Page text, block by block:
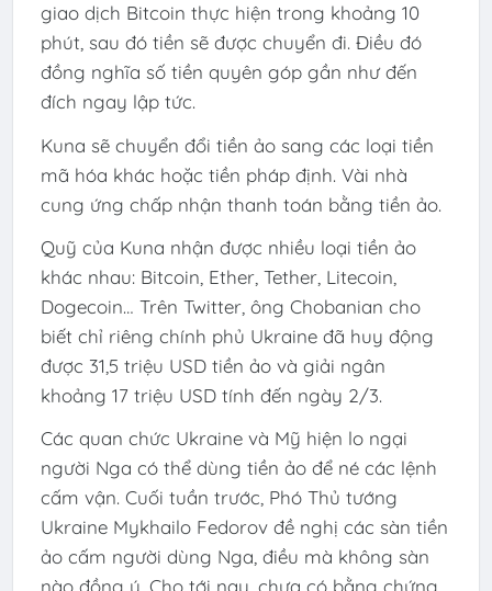
giao dịch Bitcoin thực hiện trong khoảng 10
phút, sau đó tiền sẽ được chuyển đi. Điều đó
đồng nghĩa số tiền quyên góp gần như đến
đích ngay lập tức.
Kuna sẽ chuyển đổi tiền ảo sang các loại tiền
mã hóa khác hoặc tiền pháp định. Vài nhà
cung ứng chấp nhận thanh toán bằng tiền ảo.
Quỹ của Kuna nhận được nhiều loại tiền ảo
khác nhau: Bitcoin, Ether, Tether, Litecoin,
Dogecoin… Trên Twitter, ông Chobanian cho
biết chỉ riêng chính phủ Ukraine đã huy động
được 31,5 triệu USD tiền ảo và giải ngân
khoảng 17 triệu USD tính đến ngày 2/3.
Các quan chức Ukraine và Mỹ hiện lo ngại
người Nga có thể dùng tiền ảo để né các lệnh
cấm vận. Cuối tuần trước, Phó Thủ tướng
Ukraine Mykhailo Fedorov đề nghị các sàn tiền
ảo cấm người dùng Nga, điều mà không sàn